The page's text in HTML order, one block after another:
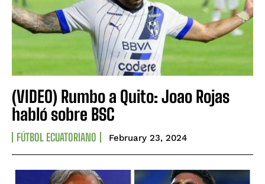
(VIDEO) Rumbo a Quito: Joao Rojas
habló sobre BSC
FÚTBOL ECUATORIANO February 23, 2024